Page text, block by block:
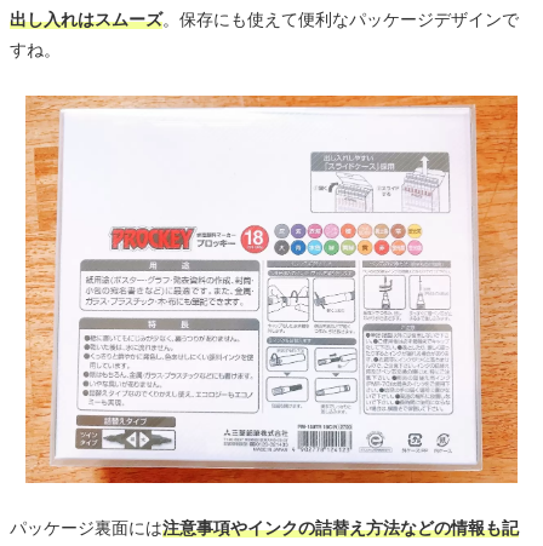
出し入れはスムーズ。保存にも使えて便利なパッケージデザインで
すね。
パッケージ裏面には注意事項やインクの詰替え方法などの情報も記